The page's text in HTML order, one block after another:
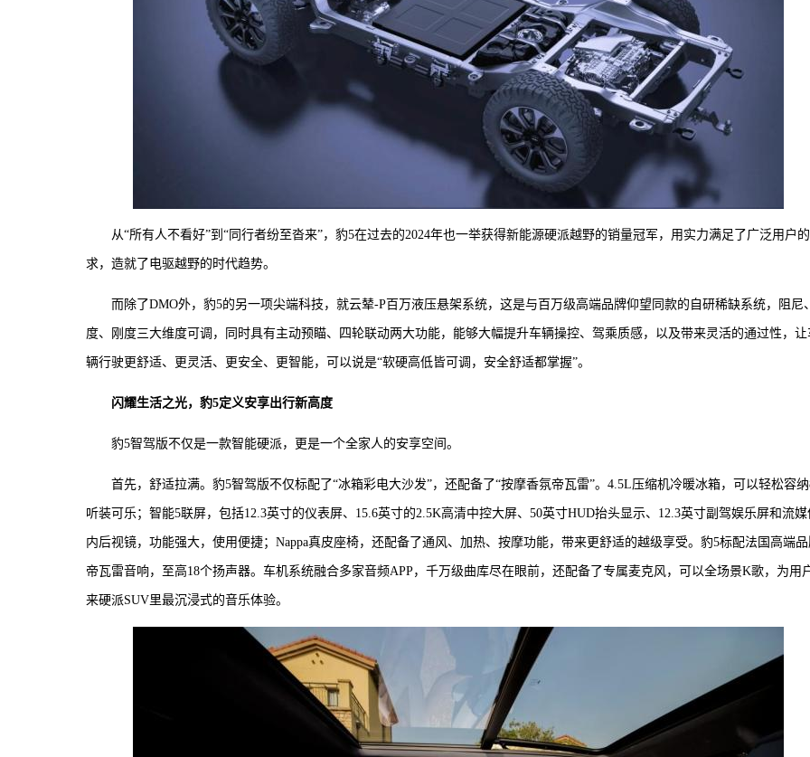
从“所有人不看好”到“同行者纷至沓来”，豹5在过去的2024年也一举获得新能源硬派越野的销量冠军，用实力满足了广泛用户
求，造就了电驱越野的时代趋势。
而除了DMO外，豹5的另一项尖端科技，就云辇-P百万液压悬架系统，这是与百万级高端品牌仰望同款的自研稀缺系统，阻尼
度、刚度三大维度可调，同时具有主动预瞄、四轮联动两大功能，能够大幅提升车辆操控、驾乘质感，以及带来灵活的通过性，让
辆行驶更舒适、更灵活、更安全、更智能，可以说是“软硬高低皆可调，安全舒适都掌握”。
闪耀生活之光，豹5定义安享出行新高度
豹5智驾版不仅是一款智能硬派，更是一个全家人的安享空间。
首先，舒适拉满。豹5智驾版不仅标配了“冰箱彩电大沙发”，还配备了“按摩香氛帝瓦雷”。4.5L压缩机冷暖冰箱，可以轻松容
听装可乐；智能5联屏，包括12.3英寸的仪表屏、15.6英寸的2.5K高清中控大屏、50英寸HUD抬头显示、12.3英寸副驾娱乐屏和流媒
内后视镜，功能强大，使用便捷；Nappa真皮座椅，还配备了通风、加热、按摩功能，带来更舒适的越级享受。豹5标配法国高端
帝瓦雷音响，至高18个扬声器。车机系统融合多家音频APP，千万级曲库尽在眼前，还配备了专属麦克风，可以全场景K歌，为用
来硬派SUV里最沉浸式的音乐体验。